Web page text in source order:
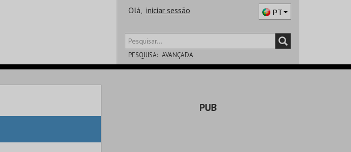
Olá, iniciar sessão PT
PESQUISA: AVANÇADA
PUB